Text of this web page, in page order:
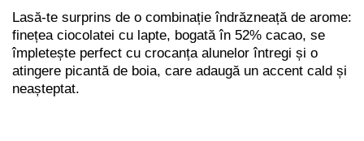
Lasă-te surprins de o combinație îndrăzneață de arome:
finețea ciocolatei cu lapte, bogată în 52% cacao, se
împletește perfect cu crocanța alunelor întregi și o
atingere picantă de boia, care adaugă un accent cald și
neașteptat.